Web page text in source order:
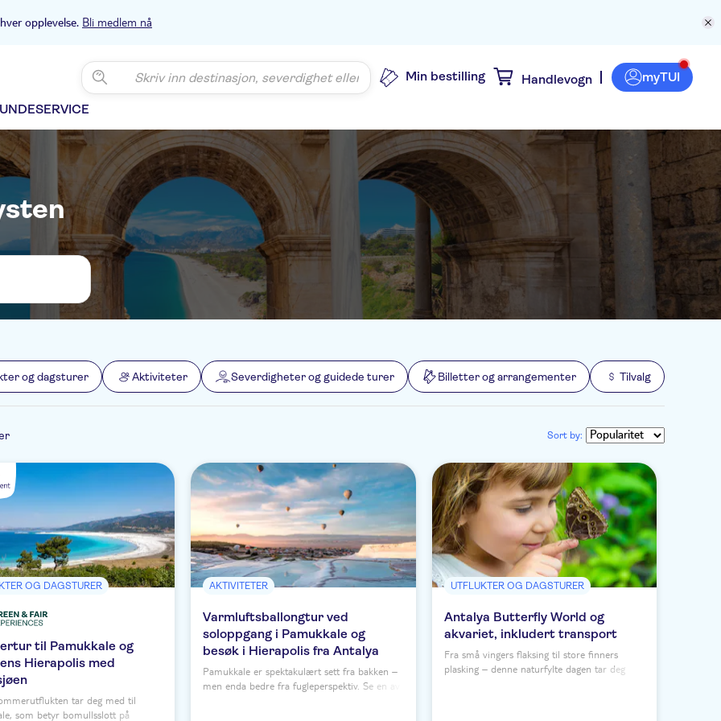
opplevelse. Bli medlem nå
Min bestilling Handlevogn myTUI
og dagsturer Aktiviteter Severdigheter og guidede turer Billetter og arrangementer Tilvalg
Sort by:
OG DAGSTURER
til Pamukkale og
Hierapolis med
tar deg med til
som betyr bomullsslott på
AKTIVITETER
Varmluftsballongtur ved
soloppgang i Pamukkale og
besøk i Hierapolis fra Antalya
Pamukkale er spektakulært sett fra bakken –
men enda bedre fra fugleperspektiv. Se en av
UTFLUKTER OG DAGSTURER
Antalya Butterfly World og
akvariet, inkludert transport
Fra små vingers flaksing til store finners
plasking – denne naturfylte dagen tar deg